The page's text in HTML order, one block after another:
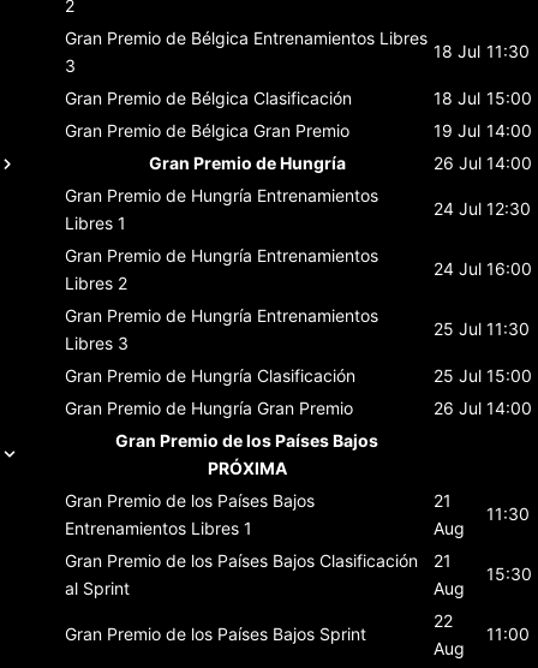
2
Gran Premio de Bélgica Entrenamientos Libres
3
18 Jul 11:30
Gran Premio de Bélgica Clasificación 18 Jul 15:00
Gran Premio de Bélgica Gran Premio 19 Jul 14:00
Gran Premio de Hungría
26 Jul 14:00
Gran Premio de Hungría Entrenamientos
Libres 1
24 Jul 12:30
Gran Premio de Hungría Entrenamientos
Libres 2
24 Jul 16:00
Gran Premio de Hungría Entrenamientos
Libres 3
25 Jul 11:30
Gran Premio de Hungría Clasificación 25 Jul 15:00
Gran Premio de Hungría Gran Premio 26 Jul 14:00
Gran Premio de los Países Bajos
PRÓXIMA
Gran Premio de los Países Bajos
Entrenamientos Libres 1
21
Aug
11:30
Gran Premio de los Países Bajos Clasificación
al Sprint
21
Aug
15:30
Gran Premio de los Países Bajos Sprint
22
Aug
11:00